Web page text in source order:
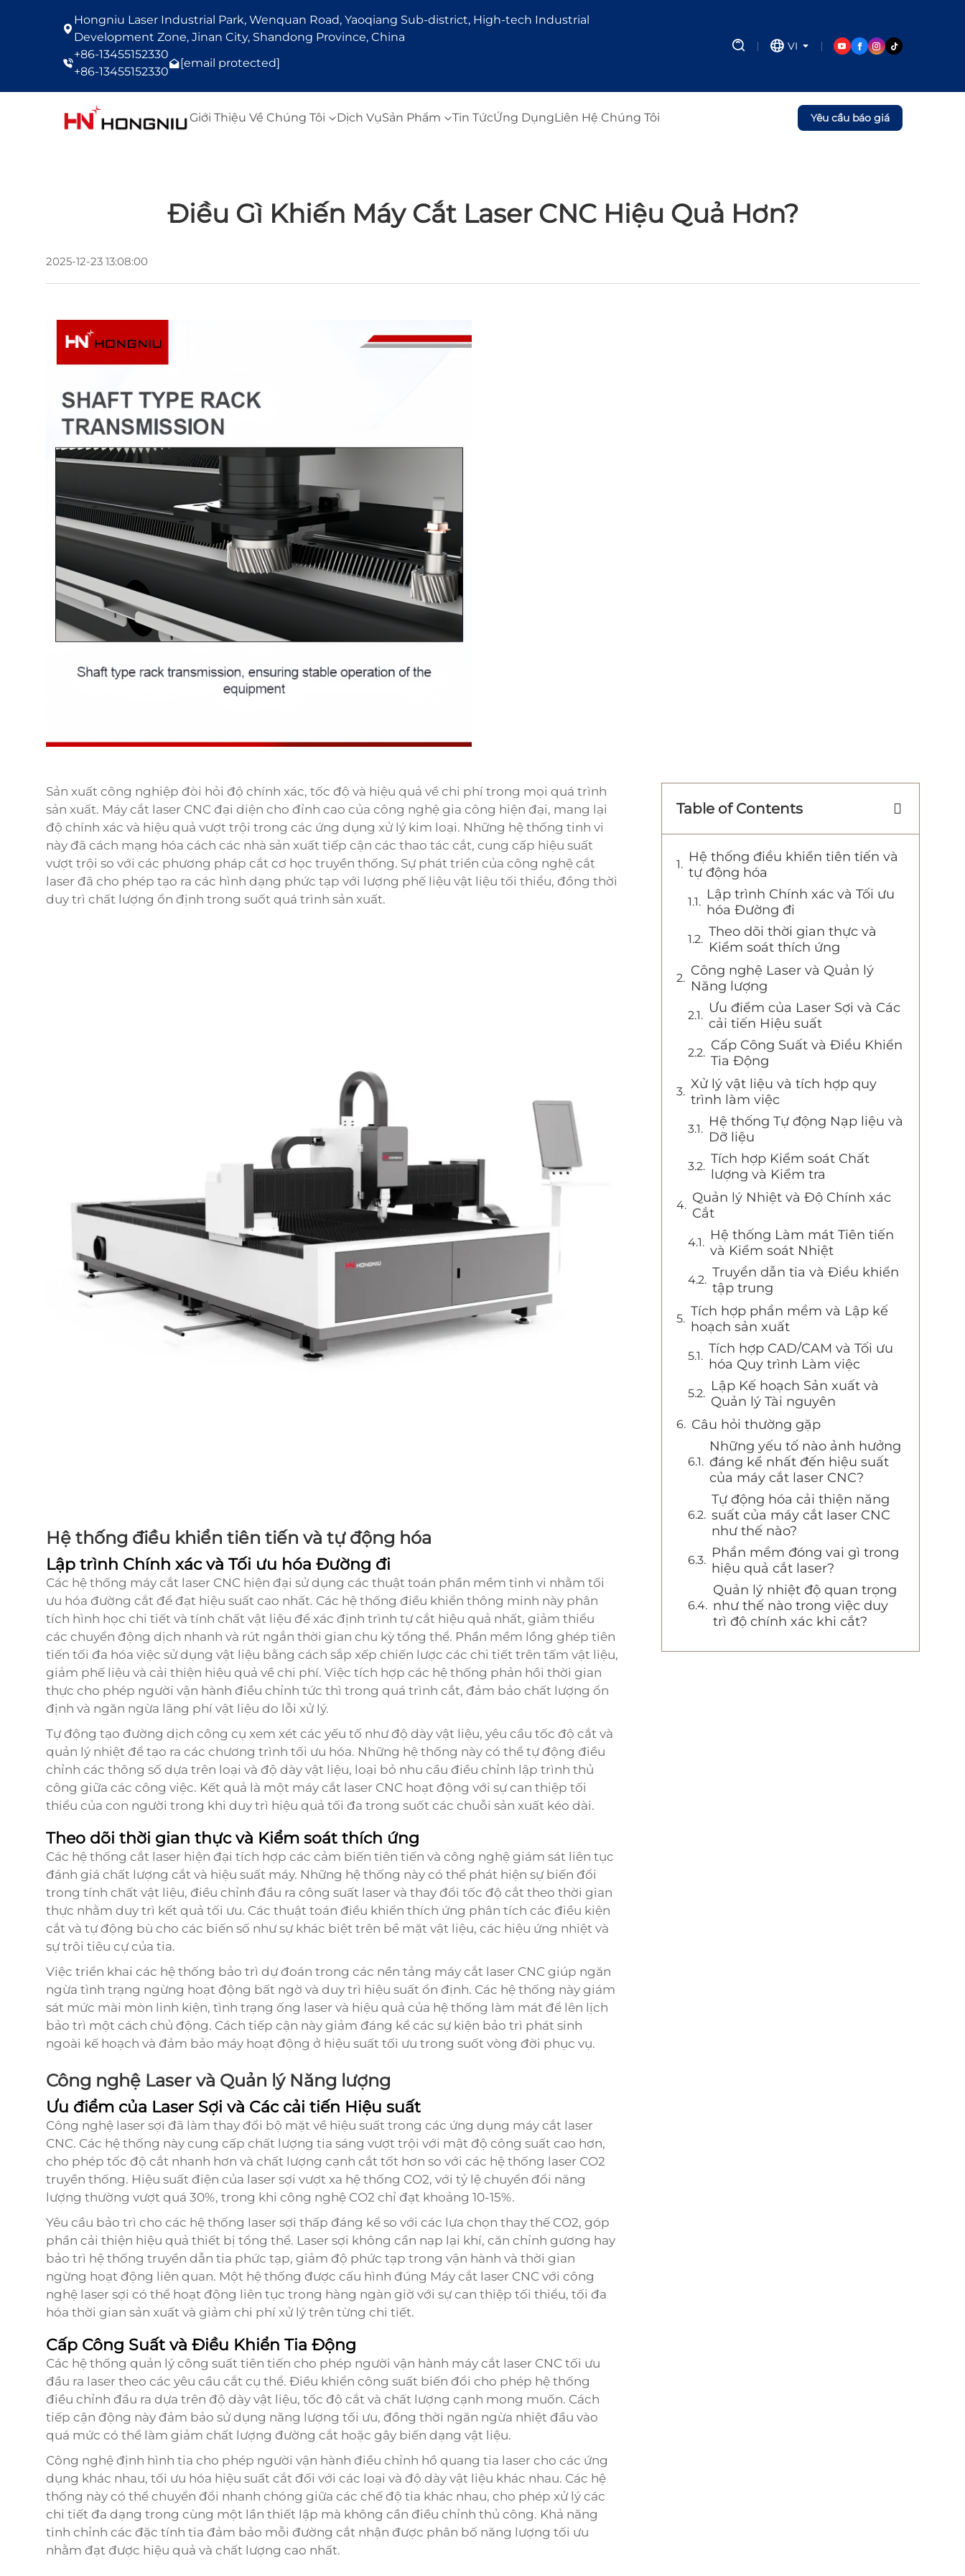
Hongniu Laser Industrial Park, Wenquan Road, Yaoqiang Sub-district, High-tech Industrial
Development Zone, Jinan City, Shandong Province, China
+86-13455152330
+86-13455152330
[email protected]
VI
Giới Thiệu Về Chúng Tôi Dịch VụSản Phẩm Tin TứcỨng DụngLiên Hệ Chúng Tôi Yêu cầu báo giá
Điều Gì Khiến Máy Cắt Laser CNC Hiệu Quả Hơn?
2025-12-23 13:08:00
Sản xuất công nghiệp đòi hỏi độ chính xác, tốc độ và hiệu quả về chi phí trong mọi quá trình
sản xuất. Máy cắt laser CNC đại diện cho đỉnh cao của công nghệ gia công hiện đại, mang lại
độ chính xác và hiệu quả vượt trội trong các ứng dụng xử lý kim loại. Những hệ thống tinh vi
này đã cách mạng hóa cách các nhà sản xuất tiếp cận các thao tác cắt, cung cấp hiệu suất
vượt trội so với các phương pháp cắt cơ học truyền thống. Sự phát triển của công nghệ cắt
laser đã cho phép tạo ra các hình dạng phức tạp với lượng phế liệu vật liệu tối thiểu, đồng thời
duy trì chất lượng ổn định trong suốt quá trình sản xuất.
Hệ thống điều khiển tiên tiến và tự động hóa
Lập trình Chính xác và Tối ưu hóa Đường đi
Các hệ thống máy cắt laser CNC hiện đại sử dụng các thuật toán phần mềm tinh vi nhằm tối
ưu hóa đường cắt để đạt hiệu suất cao nhất. Các hệ thống điều khiển thông minh này phân
tích hình học chi tiết và tính chất vật liệu để xác định trình tự cắt hiệu quả nhất, giảm thiểu
các chuyển động dịch nhanh và rút ngắn thời gian chu kỳ tổng thể. Phần mềm lồng ghép tiên
tiến tối đa hóa việc sử dụng vật liệu bằng cách sắp xếp chiến lược các chi tiết trên tấm vật liệu,
giảm phế liệu và cải thiện hiệu quả về chi phí. Việc tích hợp các hệ thống phản hồi thời gian
thực cho phép người vận hành điều chỉnh tức thì trong quá trình cắt, đảm bảo chất lượng ổn
định và ngăn ngừa lãng phí vật liệu do lỗi xử lý.
Tự động tạo đường dịch công cụ xem xét các yếu tố như độ dày vật liệu, yêu cầu tốc độ cắt và
quản lý nhiệt để tạo ra các chương trình tối ưu hóa. Những hệ thống này có thể tự động điều
chỉnh các thông số dựa trên loại và độ dày vật liệu, loại bỏ nhu cầu điều chỉnh lập trình thủ
công giữa các công việc. Kết quả là một máy cắt laser CNC hoạt động với sự can thiệp tối
thiểu của con người trong khi duy trì hiệu quả tối đa trong suốt các chuỗi sản xuất kéo dài.
Theo dõi thời gian thực và Kiểm soát thích ứng
Các hệ thống cắt laser hiện đại tích hợp các cảm biến tiên tiến và công nghệ giám sát liên tục
đánh giá chất lượng cắt và hiệu suất máy. Những hệ thống này có thể phát hiện sự biến đổi
trong tính chất vật liệu, điều chỉnh đầu ra công suất laser và thay đổi tốc độ cắt theo thời gian
thực nhằm duy trì kết quả tối ưu. Các thuật toán điều khiển thích ứng phân tích các điều kiện
cắt và tự động bù cho các biến số như sự khác biệt trên bề mặt vật liệu, các hiệu ứng nhiệt và
sự trôi tiêu cự của tia.
Việc triển khai các hệ thống bảo trì dự đoán trong các nền tảng máy cắt laser CNC giúp ngăn
ngừa tình trạng ngừng hoạt động bất ngờ và duy trì hiệu suất ổn định. Các hệ thống này giám
sát mức mài mòn linh kiện, tình trạng ống laser và hiệu quả của hệ thống làm mát để lên lịch
bảo trì một cách chủ động. Cách tiếp cận này giảm đáng kể các sự kiện bảo trì phát sinh
ngoài kế hoạch và đảm bảo máy hoạt động ở hiệu suất tối ưu trong suốt vòng đời phục vụ.
Công nghệ Laser và Quản lý Năng lượng
Ưu điểm của Laser Sợi và Các cải tiến Hiệu suất
Công nghệ laser sợi đã làm thay đổi bộ mặt về hiệu suất trong các ứng dụng máy cắt laser
CNC. Các hệ thống này cung cấp chất lượng tia sáng vượt trội với mật độ công suất cao hơn,
cho phép tốc độ cắt nhanh hơn và chất lượng cạnh cắt tốt hơn so với các hệ thống laser CO2
truyền thống. Hiệu suất điện của laser sợi vượt xa hệ thống CO2, với tỷ lệ chuyển đổi năng
lượng thường vượt quá 30%, trong khi công nghệ CO2 chỉ đạt khoảng 10-15%.
Yêu cầu bảo trì cho các hệ thống laser sợi thấp đáng kể so với các lựa chọn thay thế CO2, góp
phần cải thiện hiệu quả thiết bị tổng thể. Laser sợi không cần nạp lại khí, căn chỉnh gương hay
bảo trì hệ thống truyền dẫn tia phức tạp, giảm độ phức tạp trong vận hành và thời gian
ngừng hoạt động liên quan. Một hệ thống được cấu hình đúng Máy cắt laser CNC với công
nghệ laser sợi có thể hoạt động liên tục trong hàng ngàn giờ với sự can thiệp tối thiểu, tối đa
hóa thời gian sản xuất và giảm chi phí xử lý trên từng chi tiết.
Cấp Công Suất và Điều Khiển Tia Động
Các hệ thống quản lý công suất tiên tiến cho phép người vận hành máy cắt laser CNC tối ưu
đầu ra laser theo các yêu cầu cắt cụ thể. Điều khiển công suất biến đổi cho phép hệ thống
điều chỉnh đầu ra dựa trên độ dày vật liệu, tốc độ cắt và chất lượng cạnh mong muốn. Cách
tiếp cận động này đảm bảo sử dụng năng lượng tối ưu, đồng thời ngăn ngừa nhiệt đầu vào
quá mức có thể làm giảm chất lượng đường cắt hoặc gây biến dạng vật liệu.
Công nghệ định hình tia cho phép người vận hành điều chỉnh hồ quang tia laser cho các ứng
dụng khác nhau, tối ưu hóa hiệu suất cắt đối với các loại và độ dày vật liệu khác nhau. Các hệ
thống này có thể chuyển đổi nhanh chóng giữa các chế độ tia khác nhau, cho phép xử lý các
chi tiết đa dạng trong cùng một lần thiết lập mà không cần điều chỉnh thủ công. Khả năng
tinh chỉnh các đặc tính tia đảm bảo mỗi đường cắt nhận được phân bố năng lượng tối ưu
nhằm đạt được hiệu quả và chất lượng cao nhất.
Table of Contents
Hệ thống điều khiển tiên tiến và
tự động hóa
Lập trình Chính xác và Tối ưu
hóa Đường đi
Theo dõi thời gian thực và
Kiểm soát thích ứng
Công nghệ Laser và Quản lý
Năng lượng
Ưu điểm của Laser Sợi và Các
cải tiến Hiệu suất
Cấp Công Suất và Điều Khiển
Tia Động
Xử lý vật liệu và tích hợp quy
trình làm việc
Hệ thống Tự động Nạp liệu và
Dỡ liệu
Tích hợp Kiểm soát Chất
lượng và Kiểm tra
Quản lý Nhiệt và Độ Chính xác
Cắt
Hệ thống Làm mát Tiên tiến
và Kiểm soát Nhiệt
Truyền dẫn tia và Điều khiển
tập trung
Tích hợp phần mềm và Lập kế
hoạch sản xuất
Tích hợp CAD/CAM và Tối ưu
hóa Quy trình Làm việc
Lập Kế hoạch Sản xuất và
Quản lý Tài nguyên
Câu hỏi thường gặp
Những yếu tố nào ảnh hưởng
đáng kể nhất đến hiệu suất
của máy cắt laser CNC?
Tự động hóa cải thiện năng
suất của máy cắt laser CNC
như thế nào?
Phần mềm đóng vai gì trong
hiệu quả cắt laser?
Quản lý nhiệt độ quan trọng
như thế nào trong việc duy
trì độ chính xác khi cắt?